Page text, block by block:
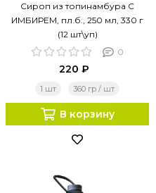
Сироп из топинамбура С
ИМБИРЕМ, пл.б., 250 мл, 330 г
(12 шт\уп)
0
220 ₽
1 шт 360 гр / шт
В корзину